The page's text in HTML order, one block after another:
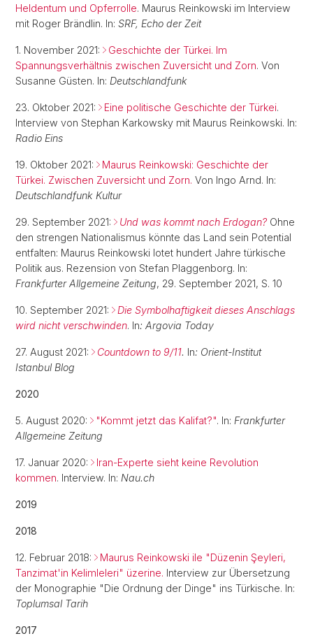
Heldentum und Opferrolle. Maurus Reinkowski im Interview
mit Roger Brändlin. In: SRF, Echo der Zeit
1. November 2021:
Geschichte der Türkei. Im
Spannungsverhältnis zwischen Zuversicht und Zorn. Von
Susanne Güsten. In: Deutschlandfunk
23. Oktober 2021: Eine politische Geschichte der Türkei.
Interview von Stephan Karkowsky mit Maurus Reinkowski. In:
Radio Eins
19. Oktober 2021:
Maurus Reinkowski: Geschichte der
Türkei. Zwischen Zuversicht und Zorn. Von Ingo Arnd. In:
Deutschlandfunk Kultur
29. September 2021: Und was kommt nach Erdogan? Ohne
den strengen Nationalismus könnte das Land sein Potential
entfalten: Maurus Reinkowski lotet hundert Jahre türkische
Politik aus. Rezension von Stefan Plaggenborg. In:
Frankfurter Allgemeine Zeitung, 29. September 2021, S. 10
10. September 2021:
Die Symbolhaftigkeit dieses Anschlags
wird nicht verschwinden. In: Argovia Today
27. August 2021: Countdown to 9/11. In: Orient-Institut
Istanbul Blog
2020
5. August 2020: "Kommt jetzt das Kalifat?". In: Frankfurter
Allgemeine Zeitung
17. Januar 2020:
Iran-Experte sieht keine Revolution
kommen. Interview. In: Nau.ch
2019
2018
12. Februar 2018:
Maurus Reinkowski ile "Düzenin Şeyleri,
Tanzimat'in Kelimleleri" üzerine. Interview zur Übersetzung
der Monographie "Die Ordnung der Dinge" ins Türkische. In:
Toplumsal Tarih
2017